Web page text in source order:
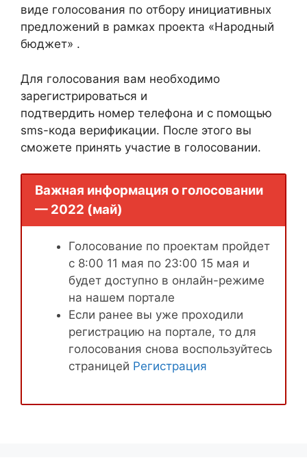
виде голосования по отбору инициативных
предложений в рамках проекта «Народный
бюджет» .
Для голосования вам необходимо
зарегистрироваться и
подтвердить номер телефона и с помощью
sms-кода верификации. После этого вы
сможете принять участие в голосовании.
Важная информация о голосовании
— 2022 (май)
Голосование по проектам пройдет
с 8:00 11 мая по 23:00 15 мая и
будет доступно в онлайн-режиме
на нашем портале
Если ранее вы уже проходили
регистрацию на портале, то для
голосования снова воспользуйтесь
страницей Регистрация